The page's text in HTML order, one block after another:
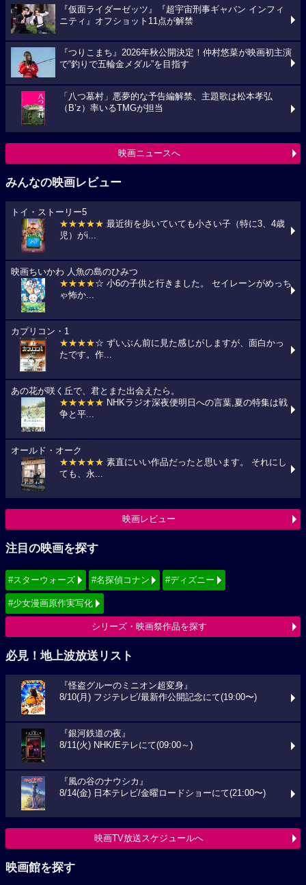
『仮面ライダーゼッツ』『超宇宙刑事ギャバン インフィ
ニティ』オフショット11点が解禁
『つりこまち』2026年秋公開決定！仲村悠菜が映画初主演
で“釣りで五輪金メダル”を目指す
「八つ墓村」悪夢的な予告編解禁、主題歌は松本孝弘
（B’z）率いるTMGが担当
映画ニュースへ
みんなの映画レビュー
トイ・ストーリー5
★★★★★ 最近街を歩いていても小さい子（特に3、4歳
児）がi...
映画ちいかわ 人魚の島のひみつ
★★★★☆ 小6の子供と行きました。 セイレーンがめっち
ゃ怖か...
カプリコン・1
★★★★☆ ずいぶん前に見た感じがしますが、面白かっ
たです。作...
あの花が咲く丘で、君とまた出会えたら。
★★★★★ NHKラジオ深夜便明日への言葉,夏の特集は戦
争と平...
オールド・オーク
★★★★★ 素直にいい作品だったと思います。 それにし
ても、永...
映画レビュー
注目の映画を探す
#スターウォーズ #名探偵コナン #ディズニー
#少女漫画原作実写化
シリーズ・映画祭作品を探す
必見！地上波放送リスト
『怪盗グルーのミニオン超変身』
8/10(月) フジテレビ/最新作公開記念にて(19:00〜)
『銀河鉄道の夜』
8/11(火) NHK/Eテレにて(09:00～)
『風の谷のナウシカ』
8/14(金) 日本テレビ/金曜ロードショーにて(21:00〜)
映画TV放送スケジュールへ
映画館を探す